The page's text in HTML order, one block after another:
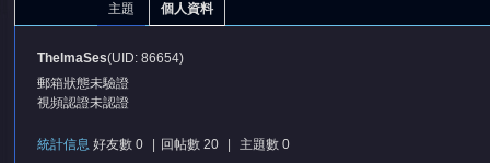
主題 個人資料
ThelmaSes(UID: 86654)
郵箱狀態未驗證
視頻認證未認證
統計信息 好友數 0 回帖數 20 主題數 0